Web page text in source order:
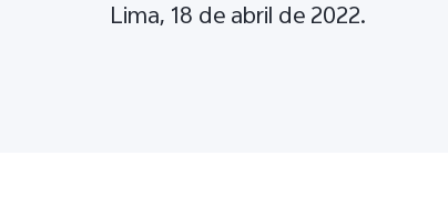
Lima, 18 de abril de 2022.